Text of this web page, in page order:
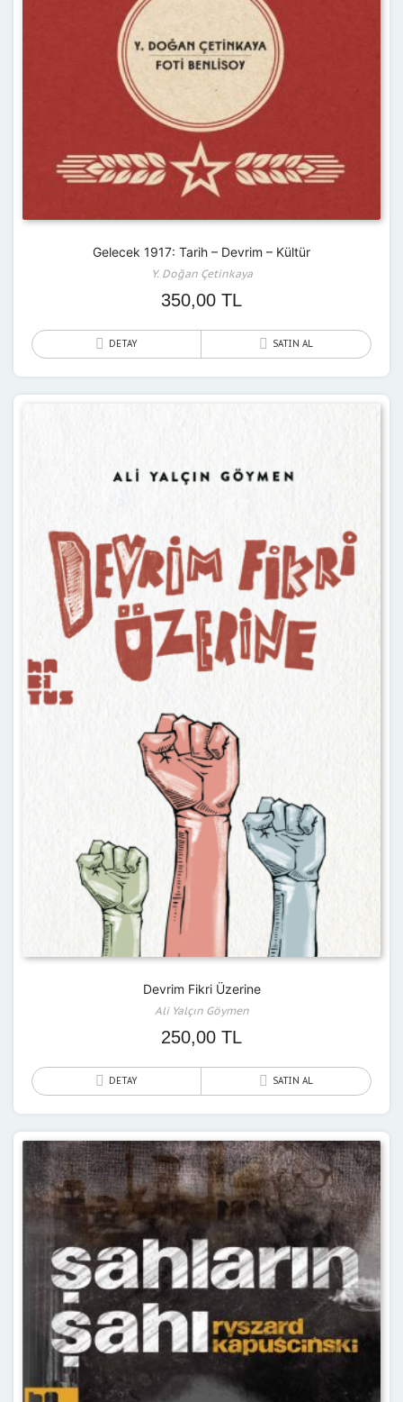
Gelecek 1917: Tarih – Devrim – Kültür
Y. Doğan Çetinkaya
350,00 TL
DETAY SATIN AL
Devrim Fikri Üzerine
Ali Yalçın Göymen
250,00 TL
DETAY SATIN AL